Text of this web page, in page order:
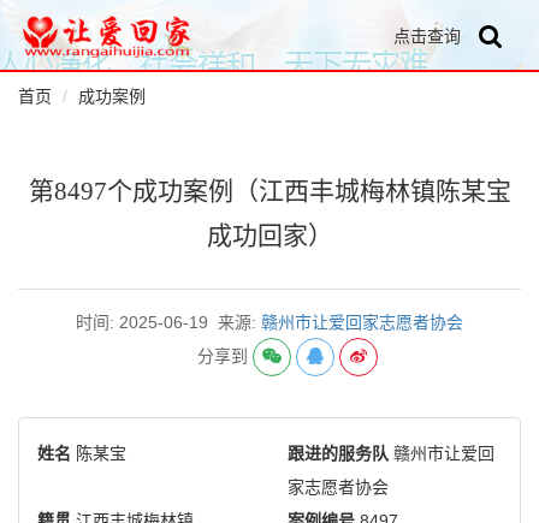
点击查询
首页 成功案例
第8497个成功案例（江西丰城梅林镇陈某宝
成功回家）
时间: 2025-06-19 来源: 赣州市让爱回家志愿者协会
分享到
姓名 陈某宝 跟进的服务队 赣州市让爱回
家志愿者协会